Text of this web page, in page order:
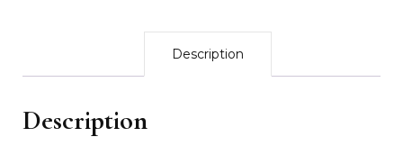
Description
Description